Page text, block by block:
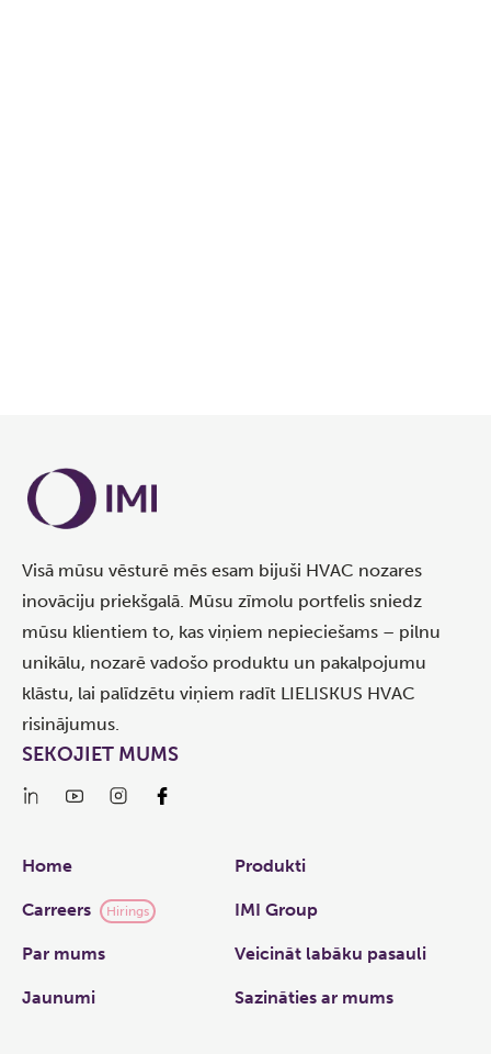
Visā mūsu vēsturē mēs esam bijuši HVAC nozares
inovāciju priekšgalā. Mūsu zīmolu portfelis sniedz
mūsu klientiem to, kas viņiem nepieciešams – pilnu
unikālu, nozarē vadošo produktu un pakalpojumu
klāstu, lai palīdzētu viņiem radīt LIELISKUS HVAC
risinājumus.
Links
Home Produkti
Carreers Hirings IMI Group
Par mums Veicināt labāku pasauli
Jaunumi Sazināties ar mums
SEKOJIET MUMS